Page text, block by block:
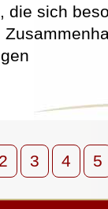
die sich
2 3 4 5